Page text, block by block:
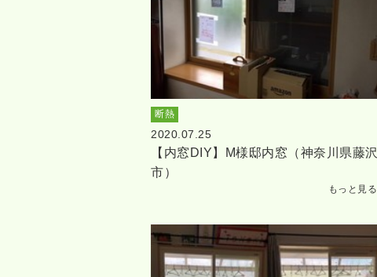
断熱
2020.07.25
【内窓DIY】M様邸内窓（神奈川県藤沢
市）
もっと見る